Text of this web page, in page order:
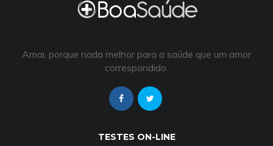
Amai, porque nada melhor para a saúde que um amor
correspondido.
TESTES ON-LINE